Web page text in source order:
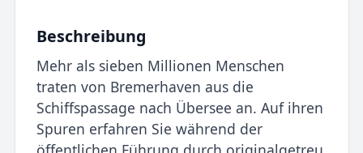
Beschreibung
Mehr als sieben Millionen Menschen
traten von Bremerhaven aus die
Schiffspassage nach Übersee an. Auf ihren
Spuren erfahren Sie während der